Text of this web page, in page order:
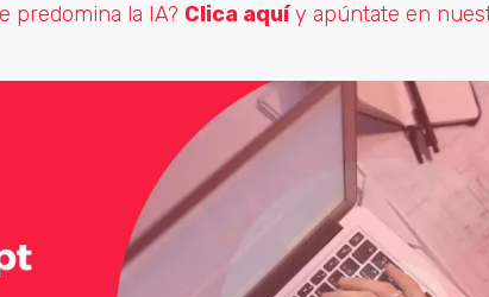
predomina la IA? Clica aquíy apúntate en